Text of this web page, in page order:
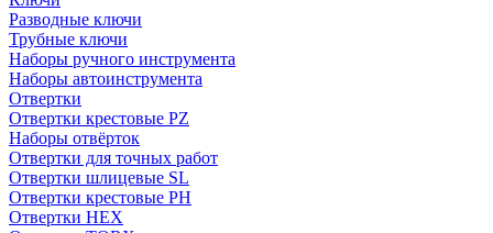
Разводные ключи
Трубные ключи
Наборы ручного инструмента
Наборы автоинструмента
Отвертки
Отвертки крестовые PZ
Наборы отвёрток
Отвертки для точных работ
Отвертки шлицевые SL
Отвертки крестовые PH
Отвертки HEX